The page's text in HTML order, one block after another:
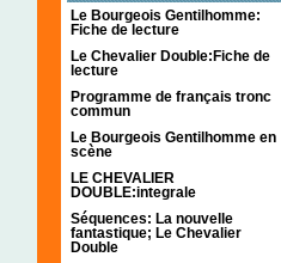
Le Bourgeois Gentilhomme:
Fiche de lecture
Le Chevalier Double:Fiche de
lecture
Programme de français tronc
commun
Le Bourgeois Gentilhomme en
scène
LE CHEVALIER
DOUBLE:integrale
Séquences: La nouvelle
fantastique; Le Chevalier
Double